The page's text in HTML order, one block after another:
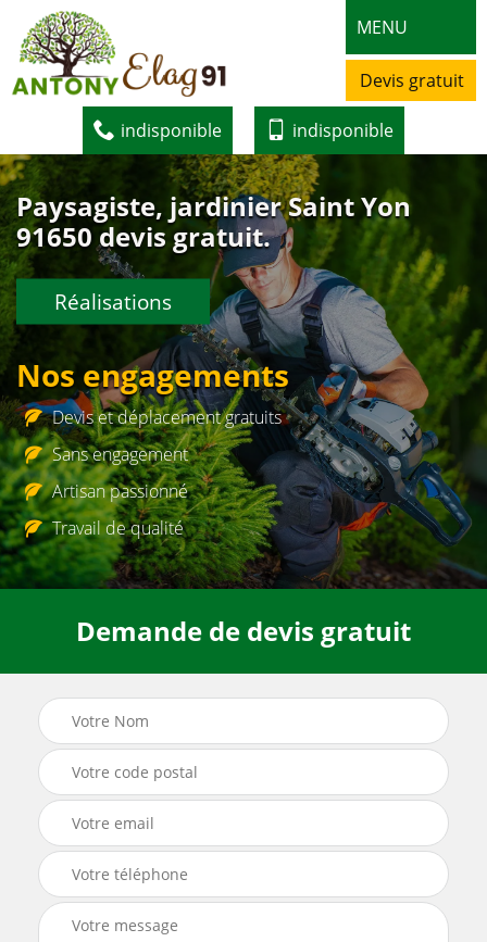
MENU
Devis gratuit
indisponible indisponible
Paysagiste, jardinier Saint Yon
91650 devis gratuit.
Réalisations
Nos engagements
Devis et déplacement gratuits
Sans engagement
Artisan passionné
Travail de qualité
Demande de devis gratuit